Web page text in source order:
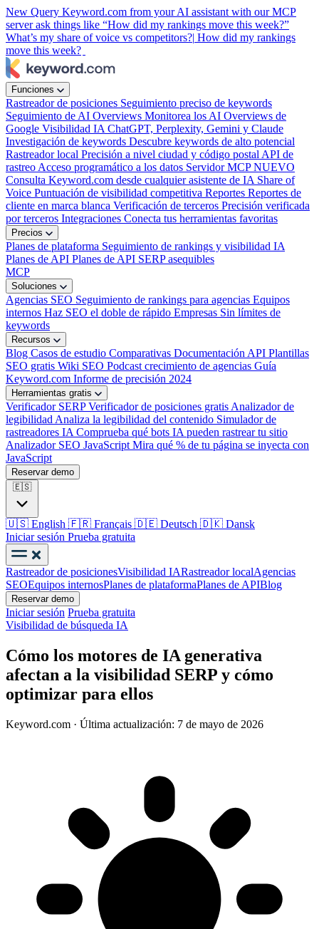
New Query Keyword.com from your AI assistant with our MCP
server ask things like “How did my rankings move this week?”
What’s my share of voice vs competitors?| How did my rankings
move this week?
Funciones
Rastreador de posiciones Seguimiento preciso de keywords
Seguimiento de AI Overviews Monitorea los AI Overviews de
Google Visibilidad IA ChatGPT, Perplexity, Gemini y Claude
Investigación de keywords Descubre keywords de alto potencial
Rastreador local Precisión a nivel ciudad y código postal API de
rastreo Acceso programático a los datos Servidor MCPNUEVO
Consulta Keyword.com desde cualquier asistente de IA Share of
Voice Puntuación de visibilidad competitiva Reportes Reportes de
cliente en marca blanca Verificación de terceros Precisión verificada
por terceros Integraciones Conecta tus herramientas favoritas
Precios
Planes de plataforma Seguimiento de rankings y visibilidad IA
Planes de API Planes de API SERP asequibles
MCP
Soluciones
Agencias SEO Seguimiento de rankings para agencias Equipos
internos Haz SEO el doble de rápido Empresas Sin límites de
keywords
Recursos
Blog Casos de estudio Comparativas Documentación API Plantillas
SEO gratis Wiki SEO Podcast crecimiento de agencias Guía
Keyword.com Informe de precisión 2024
Herramientas gratis
Verificador SERPVerificador de posiciones gratis Analizador de
legibilidad Analiza la legibilidad del contenido Simulador de
rastreadores IA Comprueba qué bots IA pueden rastrear tu sitio
Analizador SEO JavaScript Mira qué % de tu página se inyecta con
JavaScript
Reservar demo
🇪🇸
🇺🇸 English 🇫🇷 Français 🇩🇪 Deutsch 🇩🇰 Dansk
Iniciar sesión Prueba gratuita
Rastreador de posicionesVisibilidad IARastreador localAgencias
SEOEquipos internosPlanes de plataformaPlanes de APIBlog
Reservar demo
Iniciar sesión Prueba gratuita
Visibilidad de búsqueda IA
Cómo los motores de IA generativa
afectan a la visibilidad SERP y cómo
optimizar para ellos
Keyword.com · Última actualización: 7 de mayo de 2026